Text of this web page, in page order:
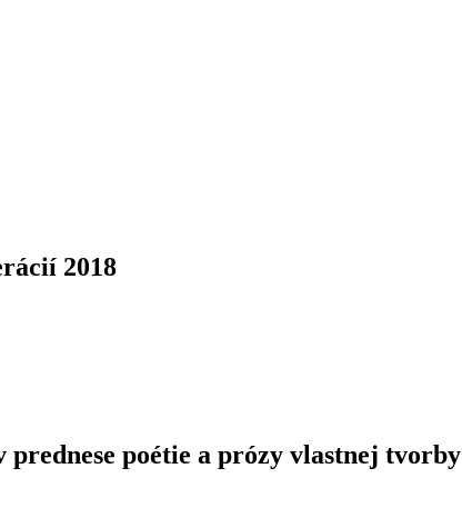
2018
poétie a prózy vlastnej tvorby